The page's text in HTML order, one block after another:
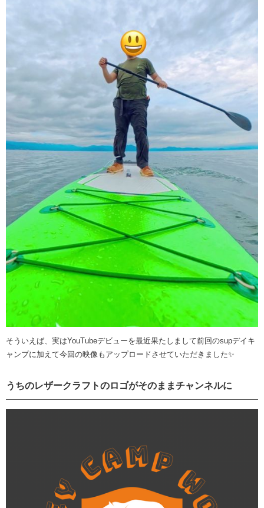
そういえば、実はYouTubeデビューを最近果たしまして前回のsupデイキ
ャンプに加えて今回の映像もアップロードさせていただきました✨
うちのレザークラフトのロゴがそのままチャンネルに